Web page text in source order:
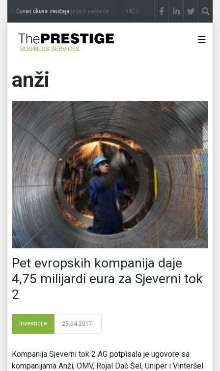
Čuvari ukusa zavičajaprije 3 sedmice LAZAR ĐURIĆ: Promocija potencijal
BUSINESS SERVICES
☰
anži
Pet evropskih kompanija daje
4,75 milijardi eura za Sjeverni tok
2
Investicije 25.04.2017.
Kompanija Sjeverni tok 2 AG potpisala je ugovore sa
kompanijama Anži, OMV, Rojal Dač Šel, Uniper i Vinteršel